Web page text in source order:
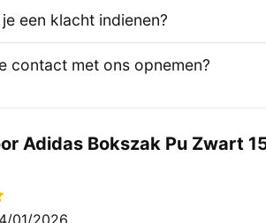
een klacht indienen?
contact met ons opnemen?
Adidas Bokszak Pu Zwart